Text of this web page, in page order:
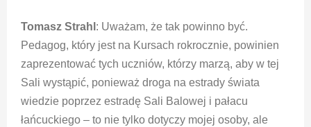
Tomasz Strahl : Uważam, że tak powinno być.
Pedagog, który jest na Kursach rokrocznie, powinien
zaprezentować tych uczniów, którzy marzą, aby w tej
Sali wystąpić, ponieważ droga na estrady świata
wiedzie poprzez estradę Sali Balowej i pałacu
łańcuckiego – to nie tylko dotyczy mojej osoby, ale